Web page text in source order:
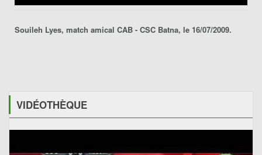
Souileh Lyes, match amical CAB - CSC Batna, le 16/07/2009.
VIDÉOTHÈQUE